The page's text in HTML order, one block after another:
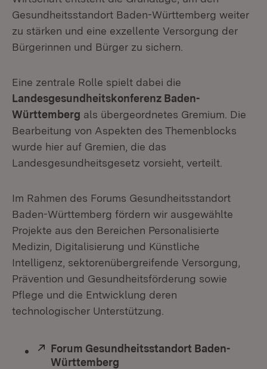
Gesundheitsstandort Baden-Württemberg weiter
zu stärken und eine exzellente Versorgung der
Bürgerinnen und Bürger zu sichern.
Eine zentrale Rolle spielt dabei die
Landesgesundheitskonferenz Baden-
Württemberg als übergeordnetes Gremium. Die
Bearbeitung von Aspekten des Themenblocks
wurde hier auf Gremien, die das
Landesgesundheitsgesetz vorsieht, verteilt.
Im Rahmen des Forums Gesundheitsstandort
Baden-Württemberg fördern wir ausgewählte
Projekte aus den Bereichen Personalisierte
Medizin, Digitalisierung und Künstliche
Intelligenz, sektorenübergreifende Versorgung,
Prävention und Gesundheitsförderung sowie
Pflege und die Entwicklung deren
technologischer Unterstützung.
Extern:
Forum Gesundheitsstandort Baden-
Württemberg